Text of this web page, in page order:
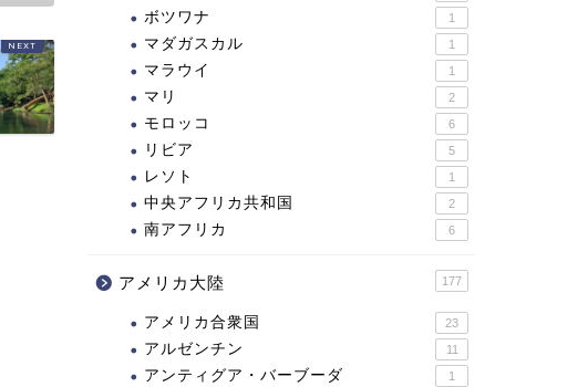
ボツワナ 1
マダガスカル 1
マラウイ 1
マリ 2
モロッコ 6
リビア 5
レソト 1
中央アフリカ共和国 2
南アフリカ 6
アメリカ大陸 177
アメリカ合衆国 23
アルゼンチン 11
アンティグア・バーブーダ 1